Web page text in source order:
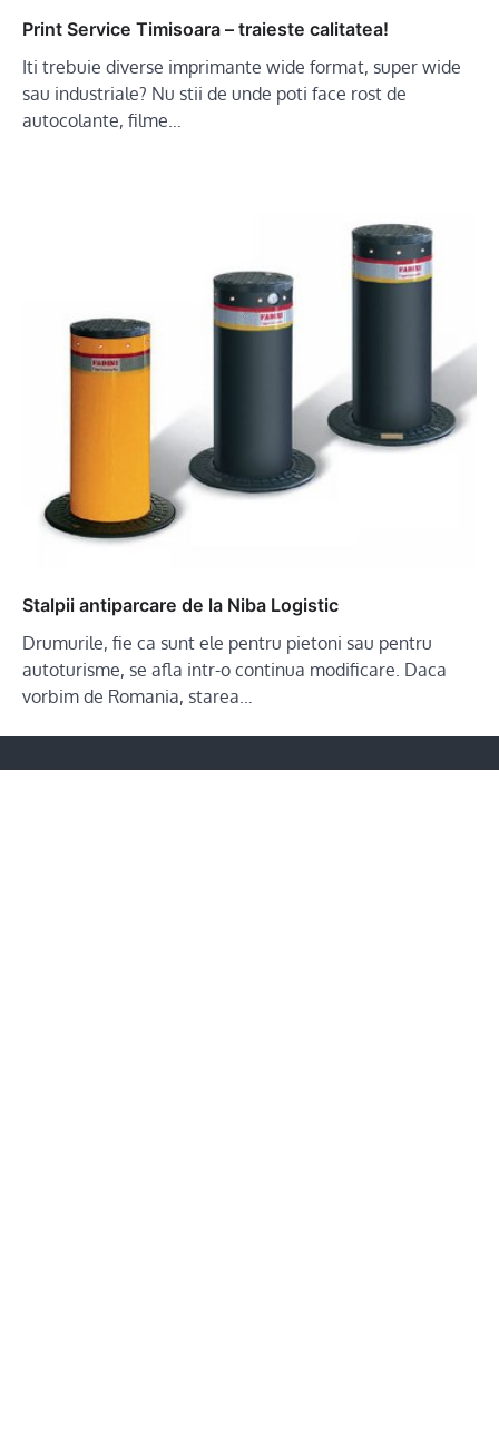
Print Service Timisoara – traieste calitatea!
Iti trebuie diverse imprimante wide format, super wide
sau industriale? Nu stii de unde poti face rost de
autocolante, filme…
Stalpii antiparcare de la Niba Logistic
Drumurile, fie ca sunt ele pentru pietoni sau pentru
autoturisme, se afla intr-o continua modificare. Daca
vorbim de Romania, starea…